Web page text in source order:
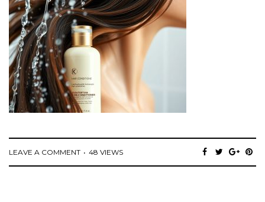
LEAVE A COMMENT 48 VIEWS